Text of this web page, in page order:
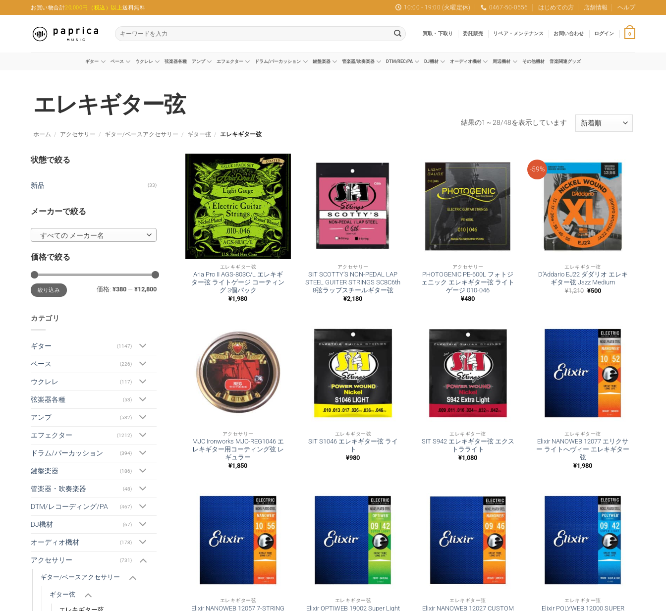
to
お買い物合計20,000円（税込）以上送料無料 10:00 - 19:00 (火曜定休) 0467-50-0556 はじめての方 店舗情報 ヘルプ
検
索
買取・下取り 委託販売 リペア・メンテナンス お問い合わせ ログイン 0
ギター ベース ウクレレ 弦楽器各種 アンプ エフェクター ドラム/パーカッション 鍵盤楽器 管楽器/吹奏楽器 DTM/REC/PA DJ機材 オーディオ機材 周辺機材 その他機材 音楽関連グッズ
エレキギター弦
ホーム / アクセサリー / ギター/ベースアクセサリー / ギター弦 / エレキギター弦
結果の1～28/48を表示しています新
状態で絞る
新品 (33)
メーカーで絞る
すべての メーカー名
価格で絞る
最
低
価
最
高
価
絞り込み 価格: ¥380— ¥12,800
カテゴリ
ギター (1147)
ベース (226)
ウクレレ (117)
弦楽器各種 (53)
アンプ (532)
エフェクター (1212)
ドラム/パーカッション (394)
鍵盤楽器 (186)
管楽器・吹奏楽器 (48)
DTM/レコーディング/PA (467)
DJ機材 (67)
オーディオ機材 (178)
アクセサリー (731)
ギター/ベースアクセサリー
ギター弦
エレキギター弦
Aria Pro II AGS-803C/L エレキギ
ター弦 ライトゲージ コーティン
グ 3個パック
¥1,980
アクセサリー
SIT SCOTTY’S NON-PEDAL LAP
STEEL GUITER STRINGS SC8C6th
8弦ラップスチールギター弦
¥2,180
アクセサリー
PHOTOGENIC PE-600L フォトジ
ェニック エレキギター弦 ライト
ゲージ 010-046
¥480
-59%
エレキギター弦
D’Addario EJ22 ダダリオ エレキ
ギター弦 Jazz Medium
¥1,210 元
し
た。
¥500現
で
す。
アクセサリー
MJC Ironworks MJC-REG1046 エ
レキギター用コーティング弦 レ
ギュラー
¥1,850
エレキギター弦
SIT S1046 エレキギター弦 ライ
ト
¥980
エレキギター弦
SIT S942 エレキギター弦 エクス
トラライト
¥1,080
エレキギター弦
Elixir NANOWEB 12077 エリクサ
ー ライトへヴィー エレキギター
弦
¥1,980
エレキギター弦
Elixir NANOWEB 12057 7-STRING
エレキギター弦
Elixir OPTIWEB 19002 Super Light
エレキギター弦
Elixir NANOWEB 12027 CUSTOM
エレキギター弦
Elixir POLYWEB 12000 SUPER